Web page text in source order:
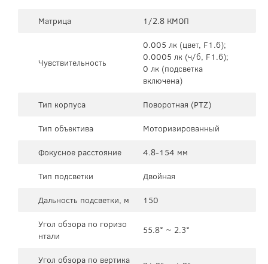
Матрица 1/2.8 КМОП
Чувствительность
0.005 лк (цвет, F1.6);
0.0005 лк (ч/б, F1.6);
0 лк (подсветка
включена)
Тип корпуса
Поворотная (PTZ)
Тип объектива
Моторизированный
Фокусное расстояние
4.8-154 мм
Тип подсветки
Двойная
Дальность подсветки, м
150
Угол обзора по горизо
нтали
55.8° ~ 2.3°
Угол обзора по вертика